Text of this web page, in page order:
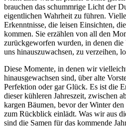
brauchen das schummrige Licht der
eigentlichen Wahrheit zu führen.
Erkenntnisse, die leisen Einsichten,
kommen. Sie erzählen von all den
zurückgeworfen wurden, in denen die
uns hinauszuwachsen, zu verzeihen,
Diese Momente, in denen wir
hinausgewachsen sind, über alte
Perfektion oder gar Glück. Es ist die
dieser kühleren Jahreszeit, zwischen
kargen Bäumen, bevor der Winter
zum Rückblick einlädt. Was wir aus
sind die Samen für das kommende